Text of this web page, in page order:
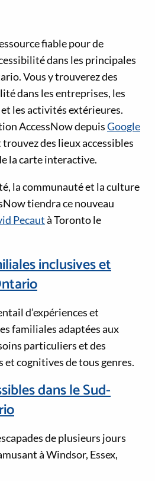
fiable pour de
dans les principales
Vous y trouverez des
dans les entreprises, les
les activités extérieures.
AccessNow depuisGoogle
trouvez des lieux accessibles
la carte interactive.
la communauté et la culture
tiendra ce nouveau
Pecautà Toronto le
inclusives et
d’expériences et
familiales adaptées aux
particuliers et des
et cognitives de tous genres.
dans le Sud-
de plusieurs jours
à Windsor, Essex,